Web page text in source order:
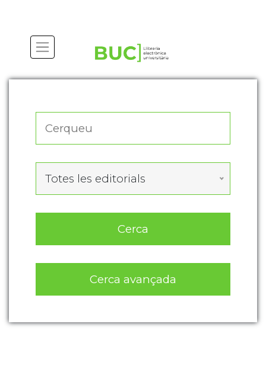
Totes les editorials
Cerca
Cerca avançada